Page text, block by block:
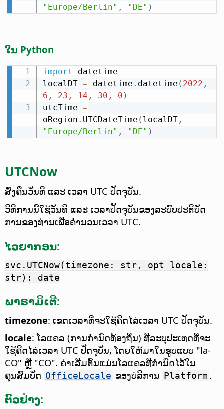
"Europe/Berlin" , "DE" )
ໃນ Python
import datetime
localDT = datetime . datetime ( 2022 ,
6 , 23 , 14 , 30 , 0 )
utcTime =
oRegion . UTCDateTime ( localDT,
"Europe/Berlin" , "DE" )
UTCNow
ສົ່ງຄືນວັນທີ ແລະ ເວລາ UTC ປັດຈຸບັນ.
ວິທີການນີ້ໃຊ້ວັນທີ ແລະ ເວລາປັດຈຸບັນຂອງລະບົບປະຕິບັດ
ການຂອງທ່ານເພື່ອຄຳນວນເວລາ UTC.
ໄວຍາກອນ:
svc.UTCNow(timezone: str, opt locale:
str): date
ພາຣາມິເຕີ:
timezone: ເຂດເວລາທີ່ຈະໃຊ້ຄິດໄລ່ເວລາ UTC ປັດຈຸບັນ.
locale: ໂລແຄລ (ການກຳນົດທ້ອງຖິ່ນ) ທີ່ລະບຸປະເທດທີ່ຈະ
ໃຊ້ຄິດໄລ່ເວລາ UTC ປັດຈຸບັນ, ໂດຍໃຫ້ມາໃນຮູບແບບ "la-
CO" ຫຼື "CO". ຄ່າເລີ່ມຕົ້ນແມ່ນໂລແຄລທີ່ກຳນົດໄວ້ໃນ
ຄຸນສົມບັດ OfficeLocale ຂອງບໍລິການ Platform .
ຕົວຢ່າງ: